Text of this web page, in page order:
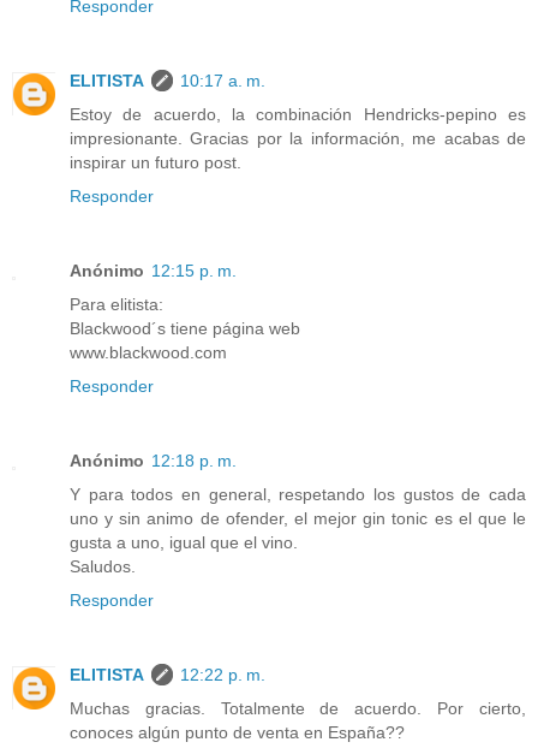
Responder
ELITISTA
10:17 a. m.
Estoy de acuerdo, la combinación Hendricks-pepino es
impresionante. Gracias por la información, me acabas de
inspirar un futuro post.
Responder
Anónimo 12:15 p. m.
Para elitista:
Blackwood´s tiene página web
www.blackwood.com
Responder
Anónimo 12:18 p. m.
Y para todos en general, respetando los gustos de cada
uno y sin animo de ofender, el mejor gin tonic es el que le
gusta a uno, igual que el vino.
Saludos.
Responder
ELITISTA
12:22 p. m.
Muchas gracias. Totalmente de acuerdo. Por cierto,
conoces algún punto de venta en España??